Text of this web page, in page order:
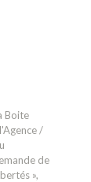
Boite
/
de
»,